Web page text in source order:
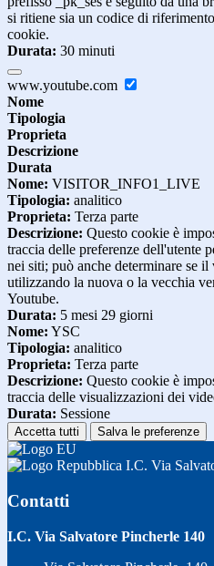
si ritiene sia un codice di
cookie.
Durata: 30 minuti
www.youtube.com
Nome
Tipologia
Proprieta
Descrizione
Durata
Nome: VISITOR_INFO1_LIVE
Tipologia: analitico
Proprieta: Terza parte
Descrizione: Questo cookie è
traccia delle preferenze dell'utente
nei siti; può anche determinare se
utilizzando la nuova o la vecchia
Youtube.
Durata: 5 mesi 29 giorni
Nome: YSC
Tipologia: analitico
Proprieta: Terza parte
Descrizione: Questo cookie è
traccia delle visualizzazioni dei
Durata: Sessione
Accetta tutti Salva le preferenze
I.C. Via
Contatti
I.C. Via Salvatore Pincherle 140